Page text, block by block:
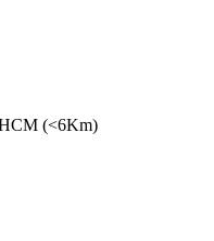
(<6Km)